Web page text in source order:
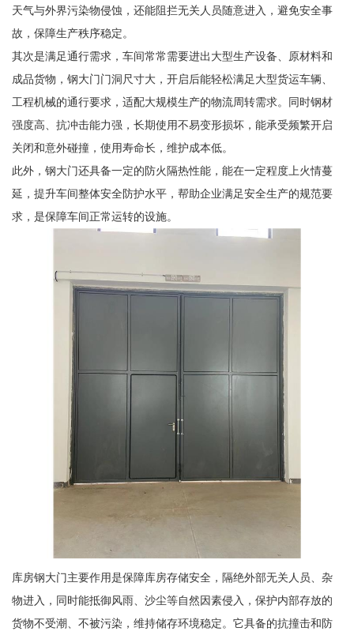
天气与外界污染物侵蚀，还能阻拦无关人员随意进入，避免安全事
故，保障生产秩序稳定。
其次是满足通行需求，车间常常需要进出大型生产设备、原材料和
成品货物，钢大门门洞尺寸大，开启后能轻松满足大型货运车辆、
工程机械的通行要求，适配大规模生产的物流周转需求。同时钢材
强度高、抗冲击能力强，长期使用不易变形损坏，能承受频繁开启
关闭和意外碰撞，使用寿命长，维护成本低。
此外，钢大门还具备一定的防火隔热性能，能在一定程度上火情蔓
延，提升车间整体安全防护水平，帮助企业满足安全生产的规范要
求，是保障车间正常运转的设施。
库房钢大门主要作用是保障库房存储安全，隔绝外部无关人员、杂
物进入，同时能抵御风雨、沙尘等自然因素侵入，保护内部存放的
货物不受潮、不被污染，维持储存环境稳定。它具备的抗撞击和防